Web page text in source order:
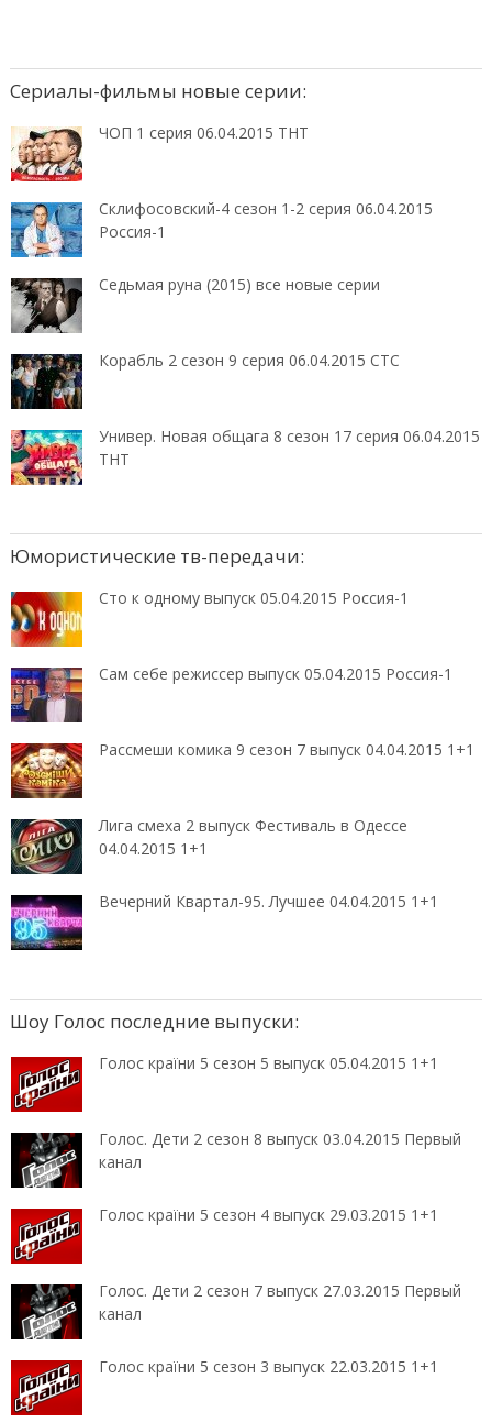
Сериалы-фильмы новые серии:
ЧОП 1 серия 06.04.2015 ТНТ
Склифосовский-4 сезон 1-2 серия 06.04.2015
Россия-1
Седьмая руна (2015) все новые серии
Корабль 2 сезон 9 серия 06.04.2015 СТС
Универ. Новая общага 8 сезон 17 серия 06.04.2015
ТНТ
Юмористические тв-передачи:
Сто к одному выпуск 05.04.2015 Россия-1
Сам себе режиссер выпуск 05.04.2015 Россия-1
Рассмеши комика 9 сезон 7 выпуск 04.04.2015 1+1
Лига смеха 2 выпуск Фестиваль в Одессе
04.04.2015 1+1
Вечерний Квартал-95. Лучшее 04.04.2015 1+1
Шоу Голос последние выпуски:
Голос країни 5 сезон 5 выпуск 05.04.2015 1+1
Голос. Дети 2 сезон 8 выпуск 03.04.2015 Первый
канал
Голос країни 5 сезон 4 выпуск 29.03.2015 1+1
Голос. Дети 2 сезон 7 выпуск 27.03.2015 Первый
канал
Голос країни 5 сезон 3 выпуск 22.03.2015 1+1